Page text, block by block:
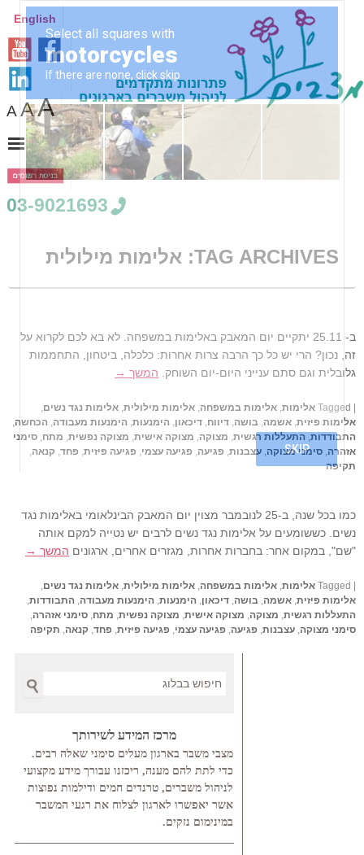
English
A AA
03-9021693
TAG ARCHIVES: אלימות מילולית
ב- 25.11 יתקיים יום המאבק באלימות במשפחה. לא בא לכם לקרוא על
זה, נכון? הרי יש כל כך הרבה צרות אחרות: כלכלה, ביטחון, התחממות
גלובלית וגם סתם ענייני היום-יום השוחק. המשך →
|
Tagged אלימות אלימות במשפחה אלימות מילולית אלימות נגד נשים
אלימות פיזית אשמה בושה דיווח דיכאון הימנעות הימנעות מעבודה הכחשה
התבודדות התעללות רגשית מצוקה מצוקה אישית מצוקה נפשית מתח סימני
אזהרה סימני מצוקה עצבנות פגיעה פגיעה עצמי פגיעה פיזית פחד קנאה
תקיפה
כמו בכל שנה, ב-25 לנובמבר מצוין יום המאבק הבינלאומי באלימות נגד
נשים. כששומעים על אלימות נגד נשים לרבים יש נטייה למקם אותה
"שם", במקום אחר: בחברות אחרות, מגזרים אחרים, ארגונים המשך →
|
Tagged אלימות אלימות במשפחה אלימות מילולית אלימות נגד נשים
אלימות פיזית אשמה בושה דיכאון הימנעות הימנעות מעבודה התבודדות
התעללות רגשית מצוקה מצוקה אישית מצוקה נפשית מתח סימני אזהרה
סימני מצוקה עצבנות פגיעה פגיעה עצמי פגיעה פיזית פחד קנאה תקיפה
מרכז המידע לשירותך
מצבי משבר בארגון מעלים סימני שאלה רבים.
כדי לתת להם מענה, ריכזנו עבורך מידע מקצועי
לניהול משברים, טרנדים חמים ודילמות נפוצות
אשר יאפשרו לארגון לצלוח את רגעי המשבר
במינימום נזקים.